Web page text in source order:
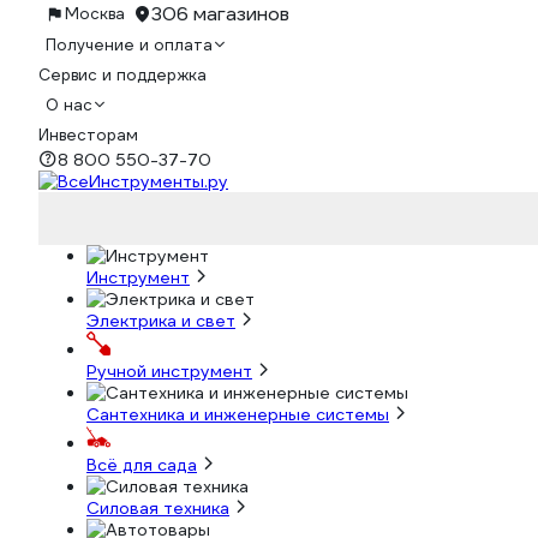
Москва 306 магазинов
Получение и оплата
Сервис и поддержка
О нас
Инвесторам
8 800 550-37-70
Инструмент
Электрика и свет
Ручной инструмент
Сантехника и инженерные системы
Всё для сада
Силовая техника